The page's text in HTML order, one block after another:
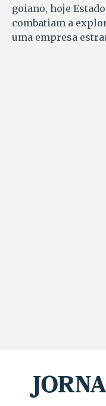
goiano, hoje
combatiam a
uma empresa